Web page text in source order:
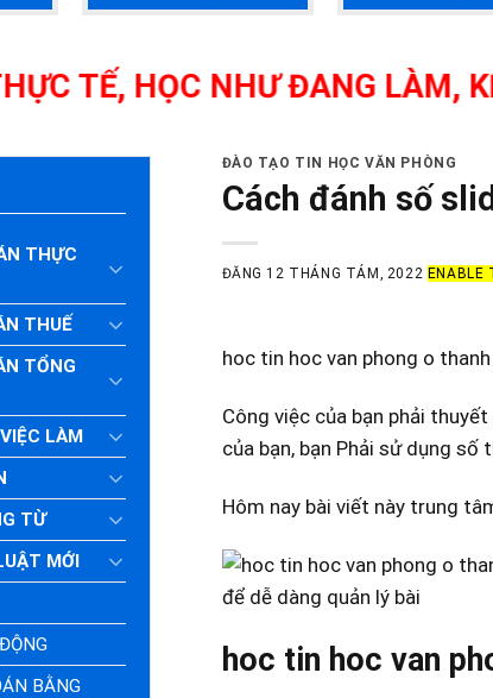
NHƯ ĐANG LÀM, KẾ
THỰC
THUẾ
TỔNG
LÀM
TỪ
MỚI
BẰNG
ĐÀO TẠO TIN HỌC VĂN PHÒNG
Cách đánh số
ĐĂNG 12 THÁNG TÁM, 2022 ENABLE
hoc tin hoc van phong o
Công việc của bạn phải
của bạn, bạn Phải sử dụng
Hôm nay bài viết này trung
hoc tin hoc van